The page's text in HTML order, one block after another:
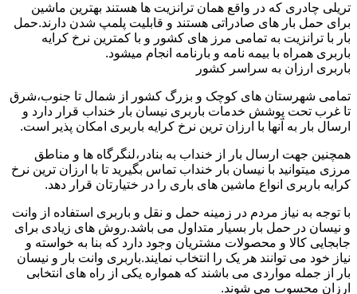
تریلی چادری که در واقع همان ترانزیت ها هستند بهترین ماشین
برای حمل بار های صادراتی هستند و قابلیت پلمپ شدن دارند.حمل
بار با ترانزیت به تمامی مرز های کشور و با کمترین نرخ کرایه
باربری همراه با بیمه نامه و بارنامه انجام میشود.
باربری ارزان به سراسر کشور
تمامی شهرستان های کوچک و بزرگ کشور از شمال تا جنوب،شرق
تا غرب تحت پوشش خدمات باربری نیسان بار خنداب قرار دارد و
ارسال بار به آنها با ارزان ترین نرخ کرایه باربری امکان پذیر است.
همچنین جهت ارسال بار از خنداب به بنادر،لنگرگاه ها و مناطق
مرزی میتوانید با نیسان بار خنداب تماس بگیرید تا با ارزان ترین نرخ
کرایه باربری انواع ماشین های باری را در ختیارتان قرار دهد.
با توجه به نیاز مردم در زمینه حمل و نقل و باربری استفاده از وانت
و نیسان در حمل بار بسیار متداول می باشد.روش های زیادی برای
جابجایی کالا و محصولات مشتریان وجود دارد که بنا به خواسته و
نیاز خود می توانند هر یک را انتخاب نمایند.باربری وانت بار و نیسان
بار از جمله مواردی می باشند که همواره یکی از راه های انتخابی
ارزان محسوب می شوند.